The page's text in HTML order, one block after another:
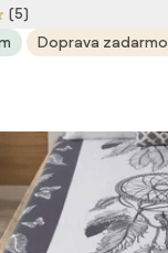
(5)
Doprava zadarmo